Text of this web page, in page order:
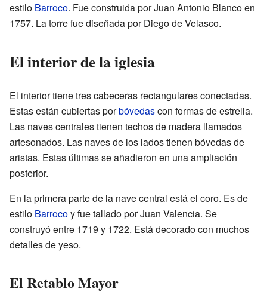
estilo Barroco. Fue construida por Juan Antonio Blanco en
1757. La torre fue diseñada por Diego de Velasco.
El interior de la iglesia
El interior tiene tres cabeceras rectangulares conectadas.
Estas están cubiertas porbóvedascon formas de estrella.
Las naves centrales tienen techos de madera llamados
artesonados. Las naves de los lados tienen bóvedas de
aristas. Estas últimas se añadieron en una ampliación
posterior.
En la primera parte de la nave central está el coro. Es de
estilo Barrocoy fue tallado por Juan Valencia. Se
construyó entre 1719 y 1722. Está decorado con muchos
detalles de yeso.
El Retablo Mayor